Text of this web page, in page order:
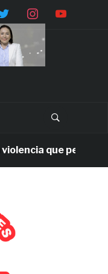
que persiste en